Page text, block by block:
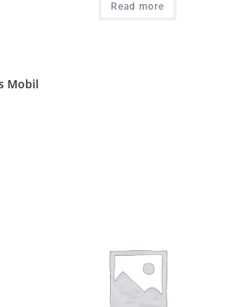
Mobil
Read more